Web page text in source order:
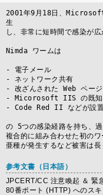
2001年9月18日、
生
し、非常に短時間で感染が広
Nimda ワームは
- 電子メール
- ネットワーク共有
- 改ざんされた Web ページ
- Micorosoft IIS の既知
- Code Red II などが設置
の 5つの感染経路を持ち、
複合的に組み合わせた初の
亜種が発生するなど被害は長
参考文書 （日本語）
JPCERT/CC 注意喚起 ＆ 緊
80番ポート (HTTP) へのス